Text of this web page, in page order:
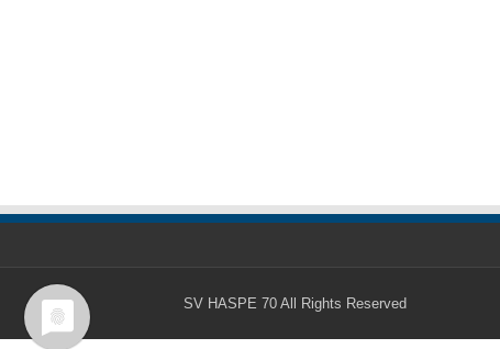
SV HASPE 70 All Rights Reserved